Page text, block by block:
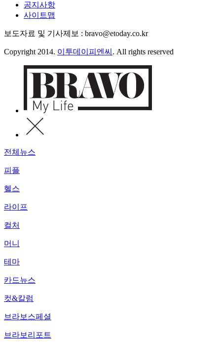
공지사항
사이트맵
보도자료 및 기사제보 : bravo@etoday.co.kr
Copyright 2014. 이투데이피엔씨 . All rights reserved
전체뉴스
피플
헬스
라이프
컬처
머니
테마
카드뉴스
컷&칼럼
브라보스페셜
브라보리포트